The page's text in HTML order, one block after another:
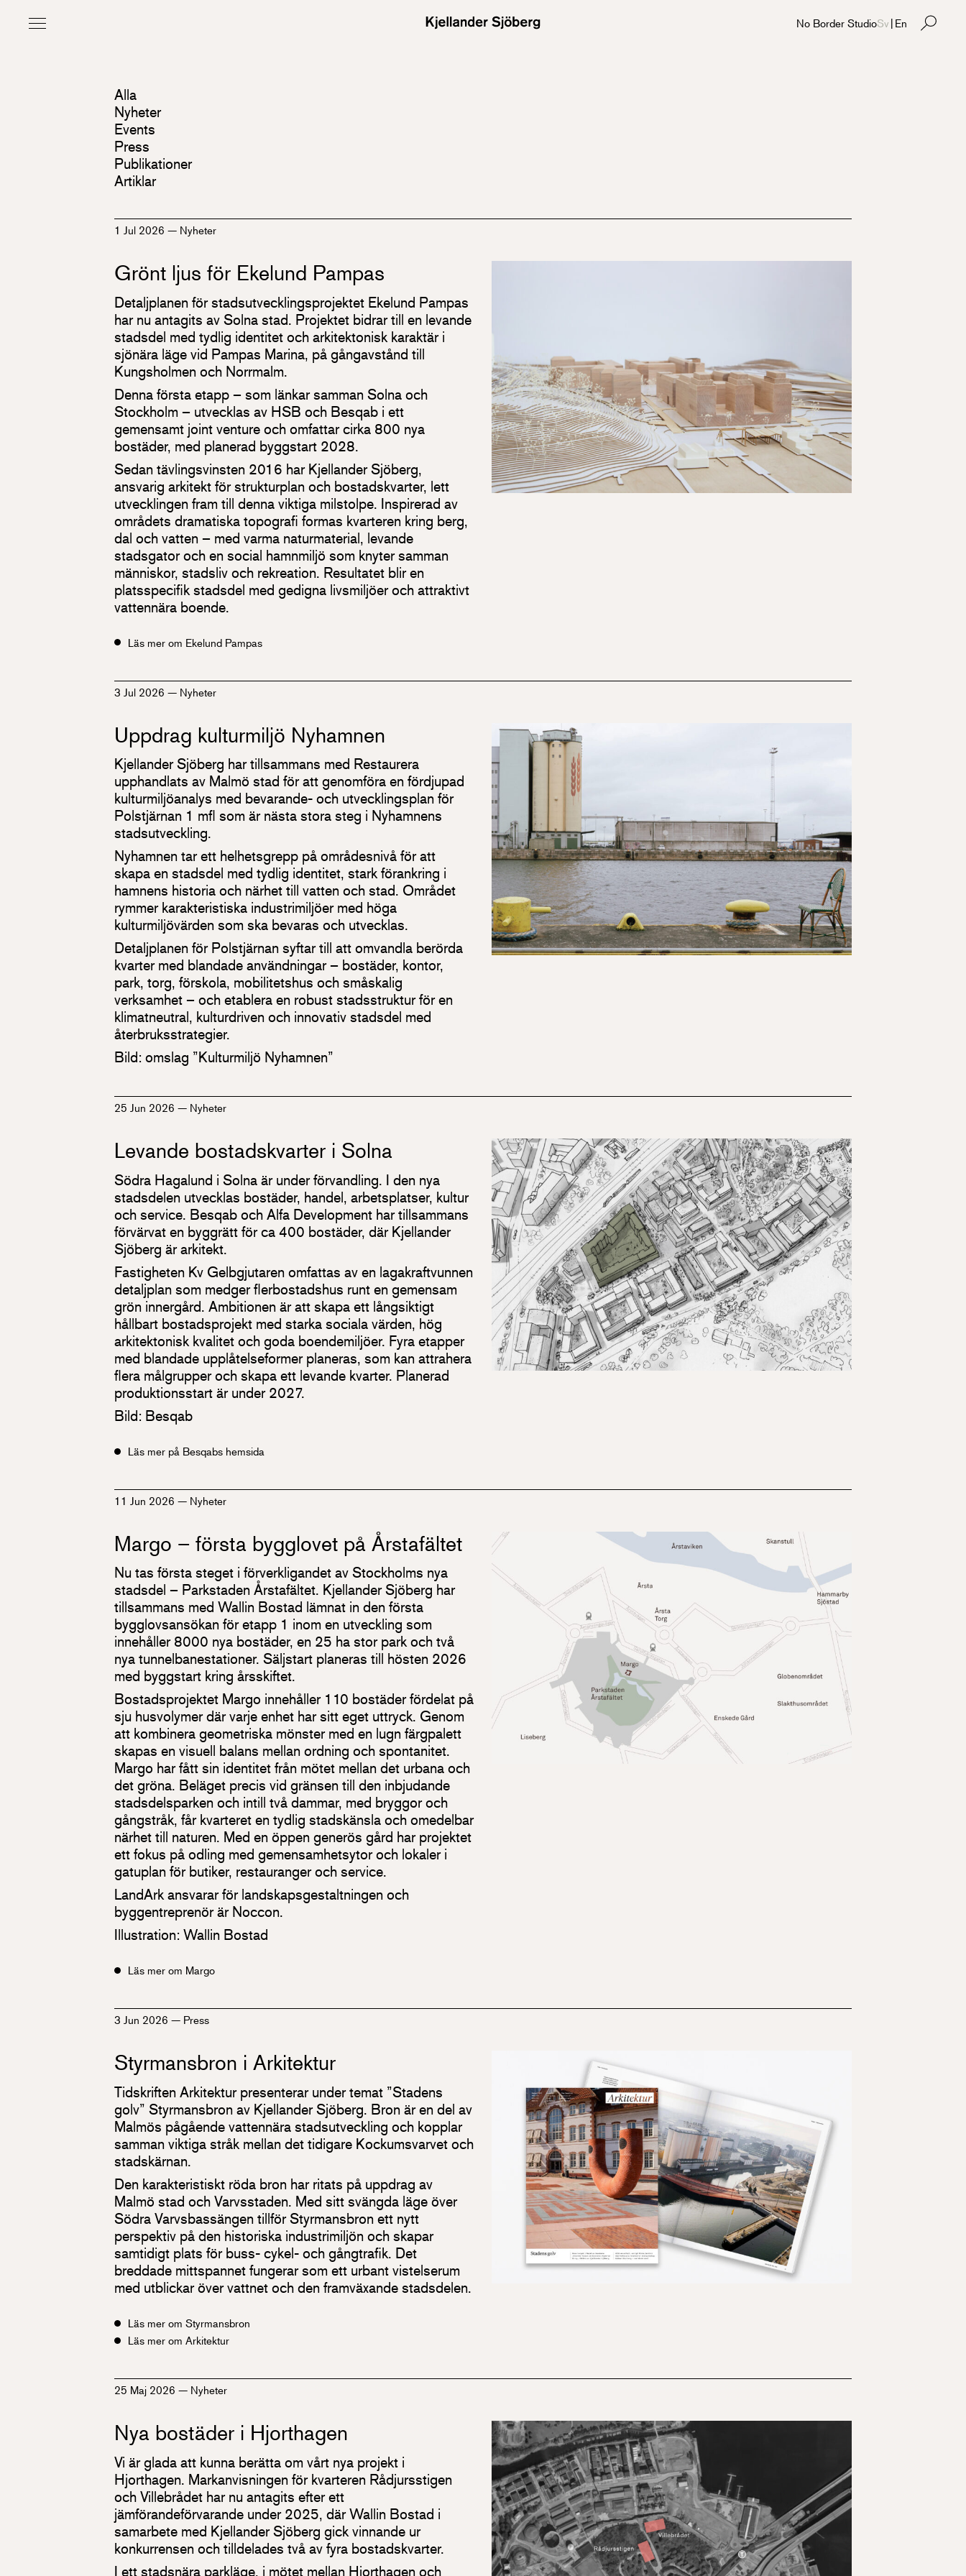
Alla
Nyheter
Events
Press
Publikationer
Artiklar
1 Jul 2026— Nyheter
Grönt ljus för Ekelund Pampas
Detaljplanen för stadsutvecklingsprojektet Ekelund Pampas
har nu antagits av Solna stad. Projektet bidrar till en levande
stadsdel med tydlig identitet och arkitektonisk karaktär i
sjönära läge vid Pampas Marina, på gångavstånd till
Kungsholmen och Norrmalm.
Denna första etapp – som länkar samman Solna och
Stockholm – utvecklas av HSB och Besqab i ett
gemensamt joint venture och omfattar cirka 800 nya
bostäder, med planerad byggstart 2028.
Sedan tävlingsvinsten 2016 har Kjellander Sjöberg,
ansvarig arkitekt för strukturplan och bostadskvarter, lett
utvecklingen fram till denna viktiga milstolpe. Inspirerad av
områdets dramatiska topografi formas kvarteren kring berg,
dal och vatten – med varma naturmaterial, levande
stadsgator och en social hamnmiljö som knyter samman
människor, stadsliv och rekreation. Resultatet blir en
platsspecifik stadsdel med gedigna livsmiljöer och attraktivt
vattennära boende.
Läs mer om Ekelund Pampas
3 Jul 2026— Nyheter
Uppdrag kulturmiljö Nyhamnen
Kjellander Sjöberg har tillsammans med Restaurera
upphandlats av Malmö stad för att genomföra en fördjupad
kulturmiljöanalys med bevarande- och utvecklingsplan för
Polstjärnan 1 mfl som är nästa stora steg i Nyhamnens
stadsutveckling.
Nyhamnen tar ett helhetsgrepp på områdesnivå för att
skapa en stadsdel med tydlig identitet, stark förankring i
hamnens historia och närhet till vatten och stad. Området
rymmer karakteristiska industrimiljöer med höga
kulturmiljövärden som ska bevaras och utvecklas.
Detaljplanen för Polstjärnan syftar till att omvandla berörda
kvarter med blandade användningar – bostäder, kontor,
park, torg, förskola, mobilitetshus och småskalig
verksamhet – och etablera en robust stadsstruktur för en
klimatneutral, kulturdriven och innovativ stadsdel med
återbruksstrategier.
Bild: omslag ”Kulturmiljö Nyhamnen”
25 Jun 2026— Nyheter
Levande bostadskvarter i Solna
Södra Hagalund i Solna är under förvandling. I den nya
stadsdelen utvecklas bostäder, handel, arbetsplatser, kultur
och service. Besqab och Alfa Development har tillsammans
förvärvat en byggrätt för ca 400 bostäder, där Kjellander
Sjöberg är arkitekt.
Fastigheten Kv Gelbgjutaren omfattas av en lagakraftvunnen
detaljplan som medger flerbostads­hus runt en gemensam
grön innergård. Ambitionen är att skapa ett långsiktigt
hållbart bostads­projekt med starka sociala värden, hög
arkitektonisk kvalitet och goda boendemiljöer. Fyra etapper
med blandade upplåtelseformer planeras, som kan attrahera
flera målgrupper och skapa ett levande kvarter. Planerad
produktionsstart är under 2027.
Bild: Besqab
Läs mer på Besqabs hemsida
11 Jun 2026— Nyheter
Margo – första bygglovet på Årstafältet
Nu tas första steget i förverkligandet av Stockholms nya
stadsdel – Parkstaden Årstafältet. Kjellander Sjöberg har
tillsammans med Wallin Bostad lämnat in den första
bygglovsansökan för etapp 1 inom en utveckling som
innehåller 8000 nya bostäder, en 25 ha stor park och två
nya tunnelbanestationer. Säljstart planeras till hösten 2026
med byggstart kring årsskiftet.
Bostadsprojektet Margo innehåller 110 bostäder fördelat på
sju husvolymer där varje enhet har sitt eget uttryck. Genom
att kombinera geometriska mönster med en lugn färgpalett
skapas en visuell balans mellan ordning och spontanitet.
Margo har fått sin identitet från mötet mellan det urbana och
det gröna. Beläget precis vid gränsen till den inbjudande
stadsdelsparken och intill två dammar, med bryggor och
gångstråk, får kvarteret en tydlig stadskänsla och omedelbar
närhet till naturen. Med en öppen generös gård har projektet
ett fokus på odling med gemensamhetsytor och lokaler i
gatuplan för butiker, restauranger och service.
LandArk ansvarar för landskapsgestaltningen och
byggentreprenör är Noccon.
Illustration: Wallin Bostad
Läs mer om Margo
3 Jun 2026— Press
Styrmansbron i Arkitektur
Tidskriften Arkitektur presenterar under temat ”Stadens
golv” Styrmansbron av Kjellander Sjöberg. Bron är en del av
Malmös pågående vattennära stadsutveckling och kopplar
samman viktiga stråk mellan det tidigare Kockumsvarvet och
stadskärnan.
Den karakteristiskt röda bron har ritats på uppdrag av
Malmö stad och Varvsstaden. Med sitt svängda läge över
Södra Varvsbassängen tillför Styrmansbron ett nytt
perspektiv på den historiska industrimiljön och skapar
samtidigt plats för buss- cykel- och gångtrafik. Det
breddade mittspannet fungerar som ett urbant vistelserum
med utblickar över vattnet och den framväxande stadsdelen.
Läs mer om Styrmansbron
Läs mer om Arkitektur
25 Maj 2026— Nyheter
Nya bostäder i Hjorthagen
Vi är glada att kunna berätta om vårt nya projekt i
Hjorthagen. Markanvisningen för kvarteren Rådjursstigen
och Villebrådet har nu antagits efter ett
jämförandeförvarande under 2025, där Wallin Bostad i
samarbete med Kjellander Sjöberg gick vinnande ur
konkurrensen och tilldelades två av fyra bostadskvarter.
I ett stadsnära parkläge, i mötet mellan Hjorthagen och
No Border StudioSv | En